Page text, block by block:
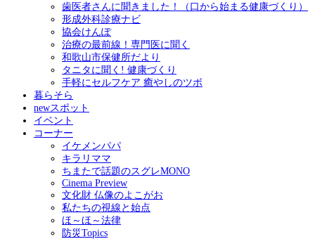
歯医者さんに聞きました！（口から始まる健康づくり）
形成外科診療ナビ
協会けんぽ
治療の最前線！専門医に聞く
和歌山市保健所だより
タニタに聞く! 健康づくり
手軽にセルフケア 癒やしのツボ
暮らそら
newスポット
イベント
コーナー
イケメンパパ
キラリママ
ちまたで話題のスグレMONO
Cinema Preview
文化財 仏像のよこがお
私たちの視線と始点
ほ～ほ～法律
防災Topics